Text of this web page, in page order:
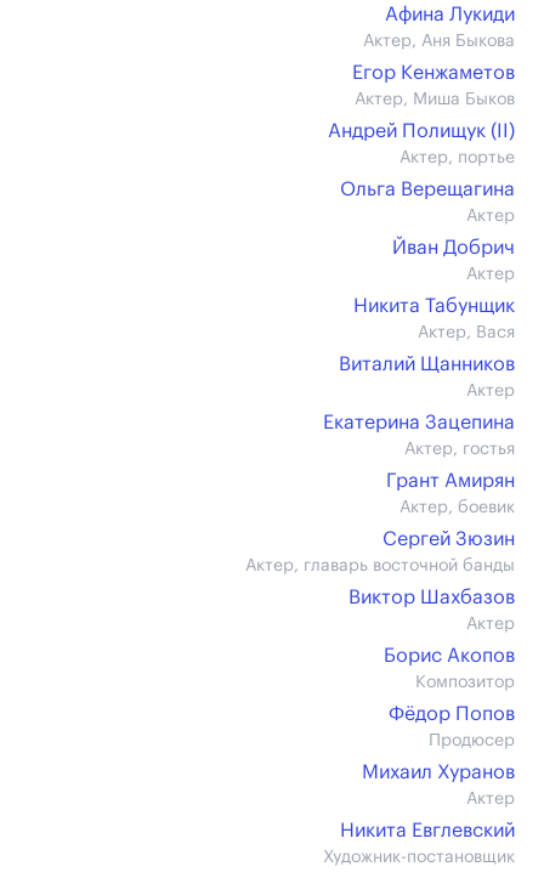
Афина Лукиди
Актер, Аня Быкова
Егор Кенжаметов
Актер, Миша Быков
Андрей Полищук (II)
Актер, портье
Ольга Верещагина
Актер
Йван Добрич
Актер
Никита Табунщик
Актер, Вася
Виталий Щанников
Актер
Екатерина Зацепина
Актер, гостья
Грант Амирян
Актер, боевик
Сергей Зюзин
Актер, главарь восточной банды
Виктор Шахбазов
Актер
Борис Акопов
Композитор
Фёдор Попов
Продюсер
Михаил Хуранов
Актер
Никита Евглевский
Художник-постановщик